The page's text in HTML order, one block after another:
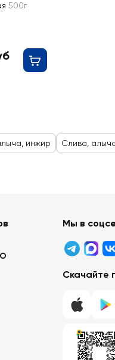
500г
инжир Слива,
Мы в
Скачайте